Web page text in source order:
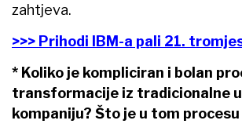
zahtjeva.
>>> Prihodi IBM-a pali 21.
* Koliko je kompliciran i bolan
transformacije iz tradicionalne
kompaniju? Što je u tom